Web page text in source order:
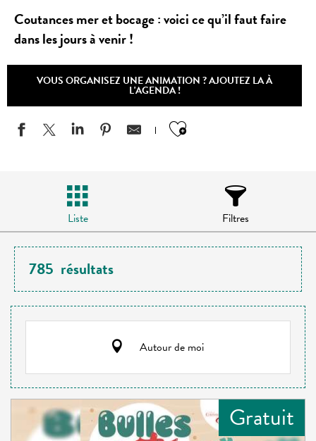
Coutances mer et bocage : voici ce qu’il faut faire
dans les jours à venir !
VOUS ORGANISEZ UNE ANIMATION ? AJOUTEZ LA À
L'AGENDA !
Ajouter aux
Liste Filtres
785 résultats
Autour de moi
Gratuit